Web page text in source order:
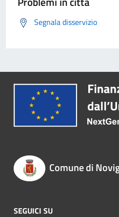
Segnala disservizio
Comune di
SEGUICI SU